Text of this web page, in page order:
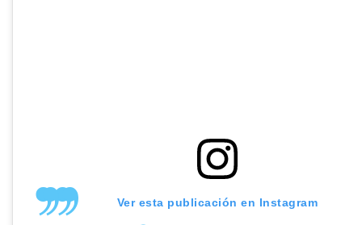
Ver esta publicación en Instagram